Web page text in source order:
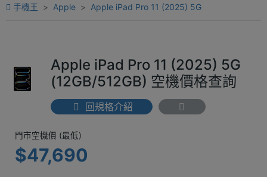
手機王 Apple Apple iPad Pro 11 (2025) 5G
Apple iPad Pro 11 (2025) 5G
(12GB/512GB) 空機價格查詢
回規格介紹
門市空機價 (最低) $47,690
門市空機價 (最低)
$47,690